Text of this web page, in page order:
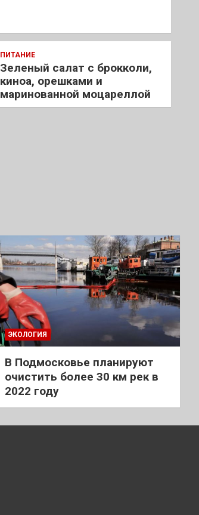
ПИТАНИЕ
Зеленый салат с брокколи,
киноа, орешками и
маринованной моцареллой
ЭКОЛОГИЯ
В Подмосковье планируют
очистить более 30 км рек в
2022 году